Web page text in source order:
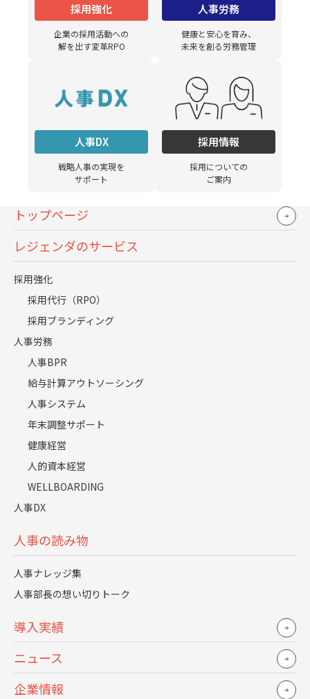
採用強化
企業の採用活動への
解を出す変革RPO
人事労務
健康と安心を育み、
未来を創る労務管理
人事DX
戦略人事の実現を
サポート
採用情報
採用についての
ご案内
トップページ
レジェンダのサービス
採用強化
採用代行（RPO）
採用ブランディング
人事労務
人事BPR
給与計算アウトソーシング
人事システム
年末調整サポート
健康経営
人的資本経営
WELLBOARDING
人事DX
人事の読み物
人事ナレッジ集
人事部長の想い切りトーク
導入実績
ニュース
企業情報
は採用が重要だとアピールするためです。採
用は社内の各部署との連携が命。幸いこの
会社では人に対する関心がある人が多いの
人材力を高めるためには、採用すればいい
というわけではありません。2つ目として
は、人材育成です。僕がもっとも思い入れの
ある分野でもあるので、いろいろとユニー
クな取り組みを進めています。
もう1つの施策としては、人事制度の改定で
す。入社してすぐにフレックス・テレワー
ク・副業制度をつくり、制度の説明会をや
ナがきたのでちょうどよいタイミングでし
た。その後、賃金制度、評価制度について
なので、まだまだテコ入れしていきます。
必要な人事施策を次々と打ち出されてきた
事部のあり方について思うところはありま
すか？
に行く意味がありそうだ」と思ってもらえる
人事部でありたいです。社員からの相談は人
事部にとって貴重な情報源でもあります。僕
ることを目指しています。何かあった時とり
あえず人事に相談してみようと思う社員が
どれだけいるかというのはすごく大事だと